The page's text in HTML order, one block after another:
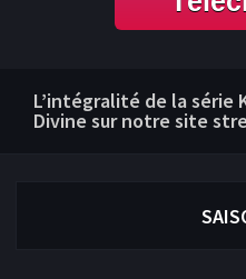
L’intégralité de la série
Divine sur notre site